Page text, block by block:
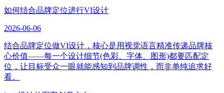
如何结合品牌定位进行VI设计
2026-06-06
结合品牌定位做VI设计，核心是用视觉语言精准传递品牌核
心价值——每一个设计细节(色彩、字体、图形)都要匹配定
位，让目标受众一眼就能感知到品牌调性，而非单纯追求好
看。